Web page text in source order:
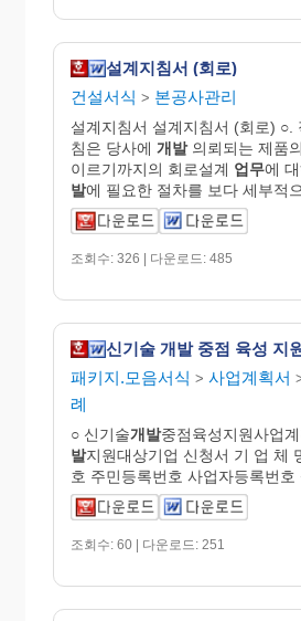
설계지침서 (회로)
건설서식 > 본공사관리
설계지침서 설계지침서 (회로) ○.
침은 당사에 개발의뢰되는 제품의
이르기까지의 회로설계 업무에
발에 필요한 절차를 보다 세부적
조회수: 326 | 다운로드: 485
패키지.모음서식 > 사업계획서
례
○ 신기술개발중점육성지원사업
발지원대상기업 신청서 기 업 체
호 주민등록번호 사업자등록번호
조회수: 60 | 다운로드: 251